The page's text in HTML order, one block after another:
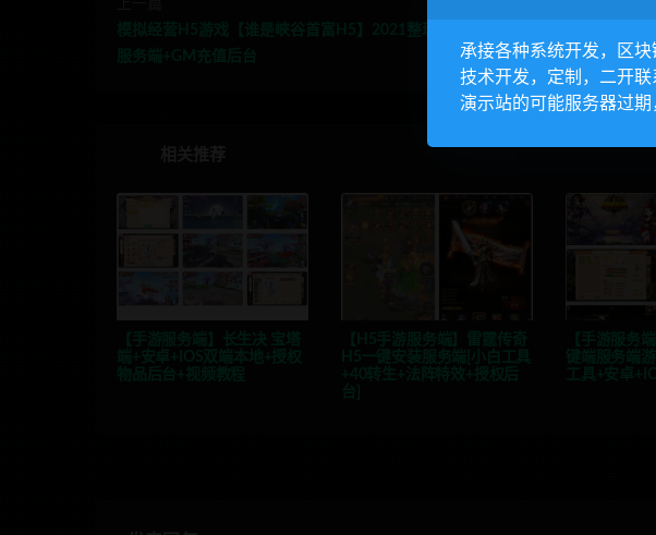
承接各种系统开发，区
技术开发，定制，二开
演示站的可能服务器过